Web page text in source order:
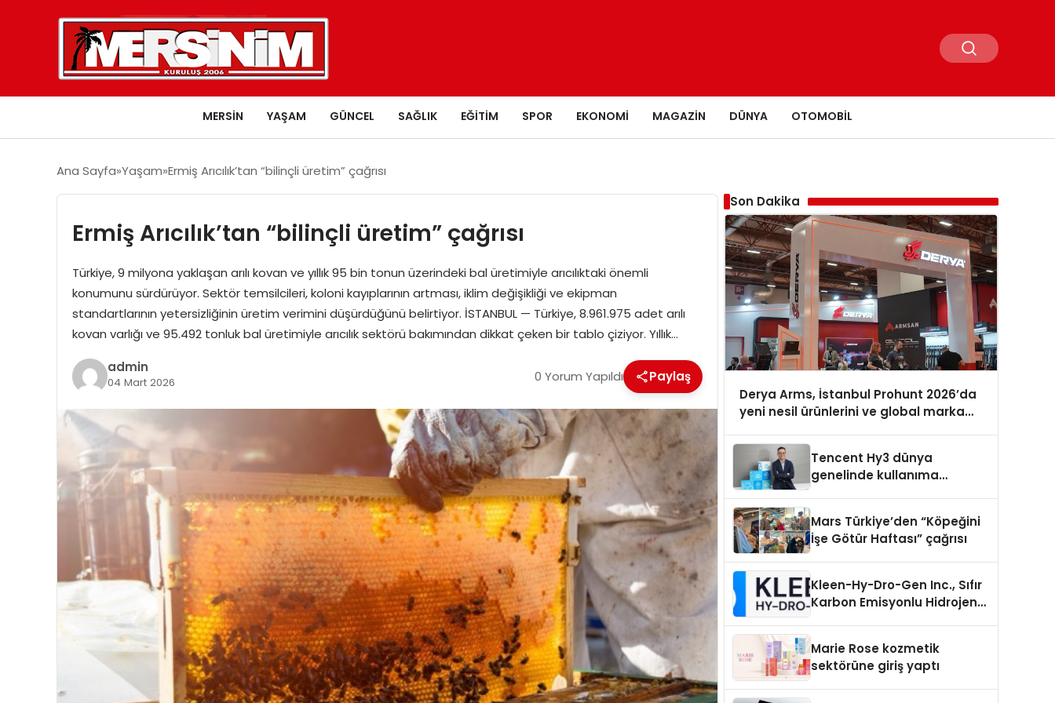
MERSIN YAŞAM GÜNCEL SAĞLIK EĞITIM SPOR EKONOMI MAGAZIN DÜNYA OTOMOBIL
Ana Sayfa Yaşam Ermiş Arıcılık’tan “bilinçli üretim” çağrısı
Ermiş Arıcılık’tan “bilinçli üretim” çağrısı
Türkiye, 9 milyona yaklaşan arılı kovan ve yıllık 95 bin tonun üzerindeki bal üretimiyle arıcılıktaki önemli
konumunu sürdürüyor. Sektör temsilcileri, koloni kayıplarının artması, iklim değişikliği ve ekipman
standartlarının yetersizliğinin üretim verimini düşürdüğünü belirtiyor. İSTANBUL — Türkiye, 8.961.975 adet arılı
kovan varlığı ve 95.492 tonluk bal üretimiyle arıcılık sektörü bakımından dikkat çeken bir tablo çiziyor. Yıllık…
admin
04 Mart 2026 0 Yorum Yapıldı Paylaş
Son Dakika
Derya Arms, İstanbul Prohunt 2026’da
yeni nesil ürünlerini ve global marka
Tencent Hy3 dünya
genelinde kullanıma
Mars Türkiye’den “Köpeğini
İşe Götür Haftası” çağrısı
Kleen-Hy-Dro-Gen Inc., Sıfır
Karbon Emisyonlu Hidrojen
Aldı
Marie Rose kozmetik
sektörüne giriş yaptı